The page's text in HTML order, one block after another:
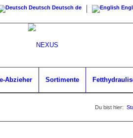
Deutsch Deutsch de
Abzieher Sortimente
Du bist hier: